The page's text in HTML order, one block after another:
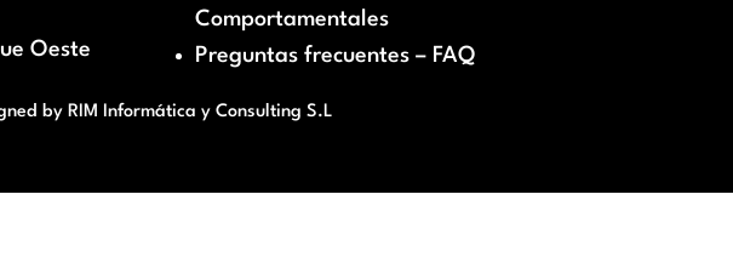
Oeste
Comportamentales
Preguntas frecuentes – FAQ
by RIM Informática y Consulting S.L